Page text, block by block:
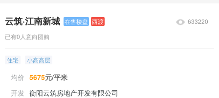
633220
云筑·江南新城 在售楼盘 西渡
已有0人意向团购
住宅 小高高层
均价 5675元/平米
开发 衡阳云筑房地产开发有限公司